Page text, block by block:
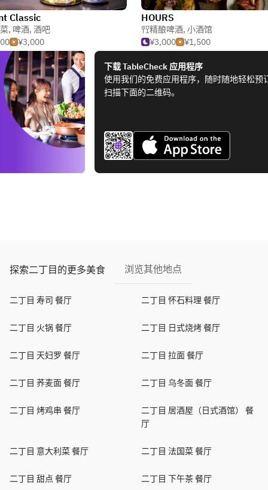
Classic
, 啤酒, 酒吧
¥3,000
HOURS
精酿啤酒, 小酒馆
¥3,000
¥1,500
下载 TableCheck 应用程序
使用我们的免费应用程序，随时随地轻松预
扫描下面的二维码。
探索二丁目的更多美食 浏览其他地点
二丁目 寿司 餐厅 二丁目 怀石料理 餐厅
二丁目 火锅 餐厅 二丁目 日式烧烤 餐厅
二丁目 天妇罗 餐厅 二丁目 拉面 餐厅
二丁目 荞麦面 餐厅 二丁目 乌冬面 餐厅
二丁目 烤鸡串 餐厅
二丁目 居酒屋（日式酒馆） 餐
厅
二丁目 意大利菜 餐厅 二丁目 法国菜 餐厅
二丁目 甜点 餐厅 二丁目 下午茶 餐厅